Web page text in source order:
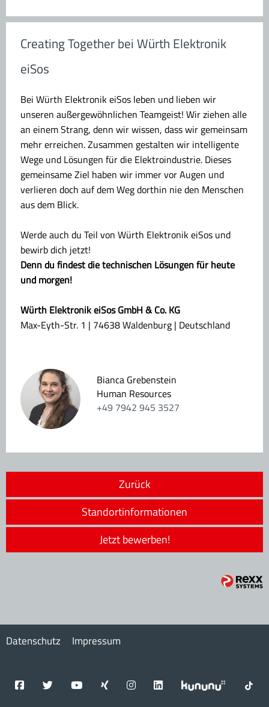
Creating Together bei Würth Elektronik
eiSos
Bei Würth Elektronik eiSos leben und lieben wir
unseren außergewöhnlichen Teamgeist! Wir ziehen alle
an einem Strang, denn wir wissen, dass wir gemeinsam
mehr erreichen. Zusammen gestalten wir intelligente
Wege und Lösungen für die Elektroindustrie. Dieses
gemeinsame Ziel haben wir immer vor Augen und
verlieren doch auf dem Weg dorthin nie den Menschen
aus dem Blick.
Werde auch du Teil von Würth Elektronik eiSos und
bewirb dich jetzt!
Denn du findest die technischen Lösungen für heute
und morgen!
Würth Elektronik eiSos GmbH & Co. KG
Max-Eyth-Str. 1 | 74638 Waldenburg | Deutschland
Bianca Grebenstein
Human Resources
+49 7942 945 3527
Standortinformationen
Zurück
Jetzt bewerben!
Datenschutz Impressum